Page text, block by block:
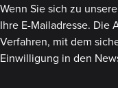
Wenn Sie sich zu
Ihre E-Mailadresse.
Verfahren, mit dem
Einwilligung in den